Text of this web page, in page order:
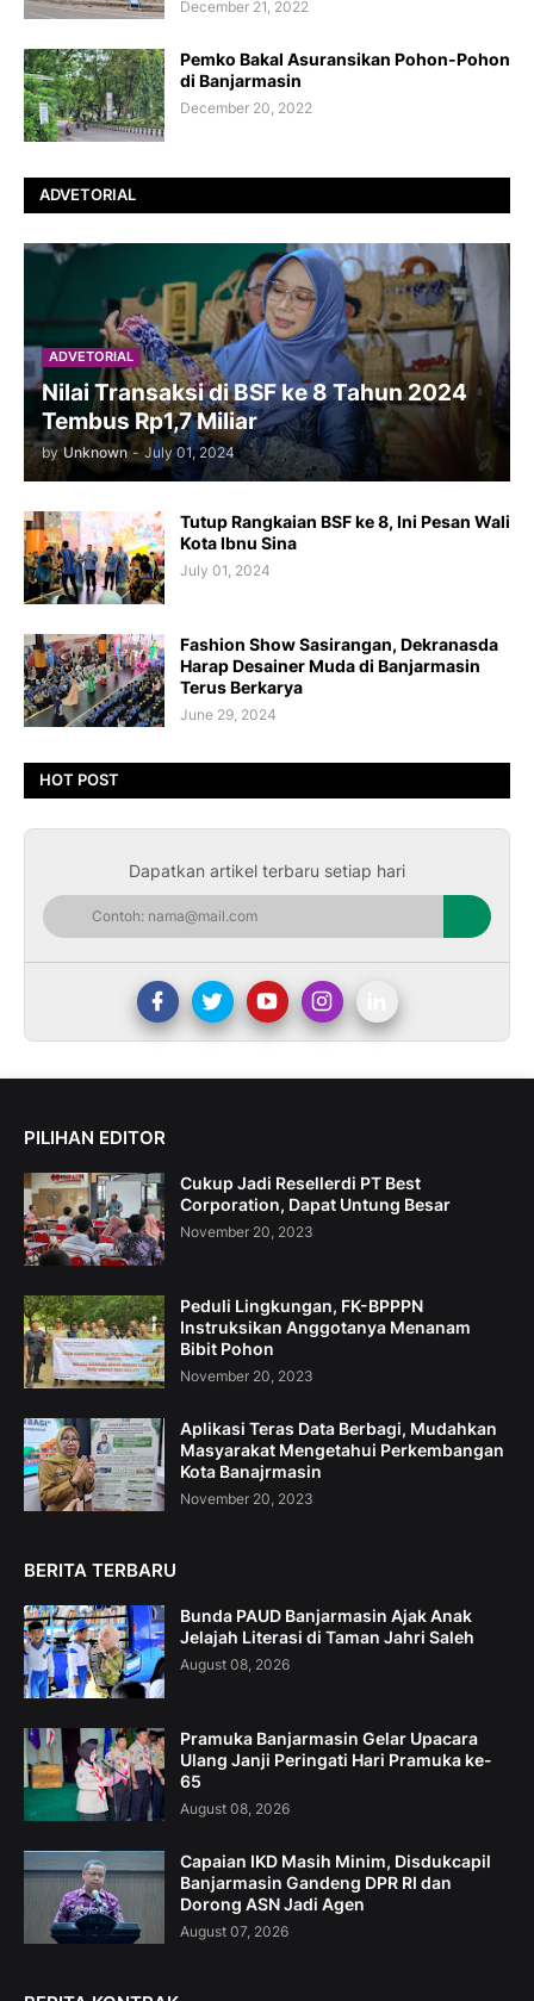
December 21, 2022
Pemko Bakal Asuransikan Pohon-Pohon
di Banjarmasin
December 20, 2022
ADVETORIAL
ADVETORIAL
Nilai Transaksi di BSF ke 8 Tahun 2024
Tembus Rp1,7 Miliar
by Unknown - July 01, 2024
Tutup Rangkaian BSF ke 8, Ini Pesan Wali
Kota Ibnu Sina
July 01, 2024
Fashion Show Sasirangan, Dekranasda
Harap Desainer Muda di Banjarmasin
Terus Berkarya
June 29, 2024
HOT POST
Dapatkan artikel terbaru setiap hari
PILIHAN EDITOR
Cukup Jadi Resellerdi PT Best
Corporation, Dapat Untung Besar
November 20, 2023
Peduli Lingkungan, FK-BPPPN
Instruksikan Anggotanya Menanam
Bibit Pohon
November 20, 2023
Aplikasi Teras Data Berbagi, Mudahkan
Masyarakat Mengetahui Perkembangan
Kota Banajrmasin
November 20, 2023
BERITA TERBARU
Bunda PAUD Banjarmasin Ajak Anak
Jelajah Literasi di Taman Jahri Saleh
August 08, 2026
Pramuka Banjarmasin Gelar Upacara
Ulang Janji Peringati Hari Pramuka ke-
65
August 08, 2026
Capaian IKD Masih Minim, Disdukcapil
Banjarmasin Gandeng DPR RI dan
Dorong ASN Jadi Agen
August 07, 2026